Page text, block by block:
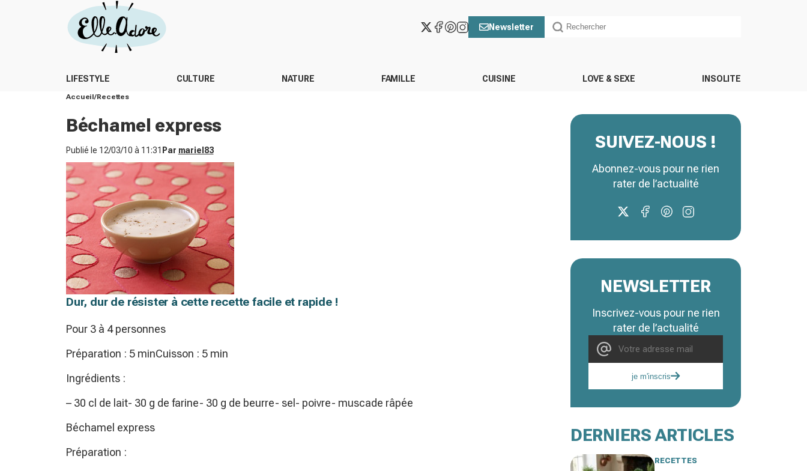
Newsletter
LIFESTYLE CULTURE NATURE FAMILLE CUISINE LOVE & SEXE INSOLITE
Accueil Recettes
Béchamel express
Publié le 12/03/10 à 11:31 Par mariel83
Dur, dur de résister à cette recette facile et rapide !
Pour 3 à 4 personnes
Préparation : 5 minCuisson : 5 min
Ingrédients :
– 30 cl de lait- 30 g de farine- 30 g de beurre- sel- poivre- muscade râpée
Béchamel express
Préparation :
SUIVEZ-NOUS !
Abonnez-vous pour ne rien
rater de l’actualité
NEWSLETTER
Inscrivez-vous pour ne rien
rater de l’actualité
je m'inscris
DERNIERS ARTICLES
RECETTES